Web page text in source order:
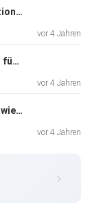
#26 Krieg in der Ukraine - die Situation marginalisierter Gruppen
vor 4 Jahren
#25: Same Sex Erfahrungen - v*geln für die Selbstliebe!
vor 4 Jahren
#23: Labels - ich label‘ mir die Welt, wie sie mir gefällt!
vor 4 Jahren